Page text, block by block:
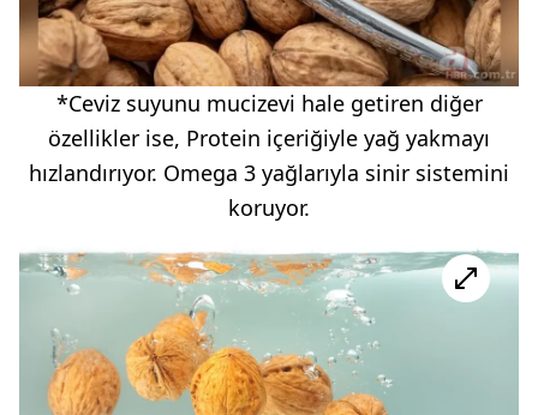
*Ceviz suyunu mucizevi hale getiren diğer
özellikler ise, Protein içeriğiyle yağ yakmayı
hızlandırıyor. Omega 3 yağlarıyla sinir sistemini
koruyor.